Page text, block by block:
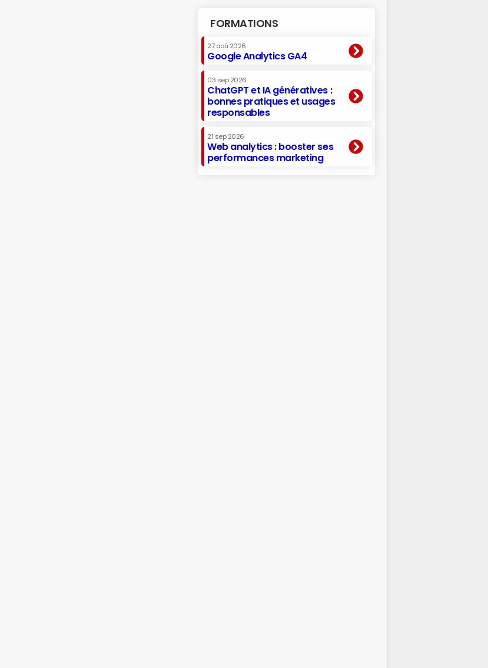
FORMATIONS
27 aoû 2026
Google Analytics GA4
03 sep 2026
ChatGPT et IA génératives :
bonnes pratiques et usages
responsables
21 sep 2026
Web analytics : booster ses
performances marketing